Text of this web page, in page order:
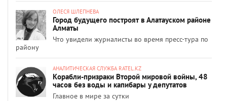
ОЛЕСЯ ШЛЕПНЕВА
Город будущего построят в Алатауском районе
Алматы
Что увидели журналисты во время пресс-тура по
району
АНАЛИТИЧЕСКАЯ СЛУЖБА RATEL.KZ
Корабли-призраки Второй мировой войны, 48
часов без воды и капибары у депутатов
Главное в мире за сутки